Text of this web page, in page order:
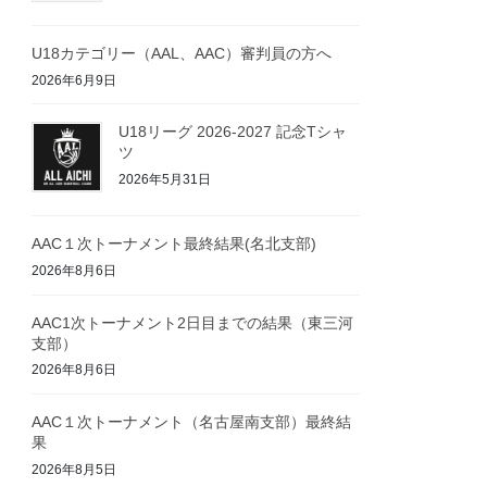
U18カテゴリー（AAL、AAC）審判員の方へ
2026年6月9日
U18リーグ 2026-2027 記念Tシャ
ツ
2026年5月31日
AAC１次トーナメント最終結果(名北支部)
2026年8月6日
AAC1次トーナメント2日目までの結果（東三河
支部）
2026年8月6日
AAC１次トーナメント（名古屋南支部）最終結
果
2026年8月5日